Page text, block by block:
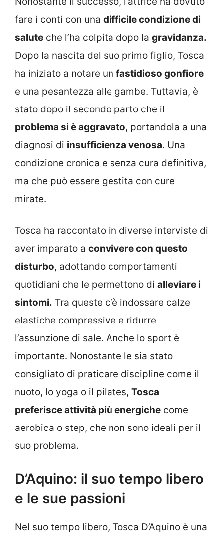
fare i conti con una difficile condizione di
salute che l’ha colpita dopo la gravidanza.
Dopo la nascita del suo primo figlio, Tosca
ha iniziato a notare un fastidioso gonfiore
e una pesantezza alle gambe. Tuttavia, è
stato dopo il secondo parto che il
problema si è aggravato, portandola a una
diagnosi di insufficienza venosa. Una
condizione cronica e senza cura definitiva,
ma che può essere gestita con cure
mirate.
Tosca ha raccontato in diverse interviste di
aver imparato a convivere con questo
disturbo, adottando comportamenti
quotidiani che le permettono di alleviare i
sintomi. Tra queste c’è indossare calze
elastiche compressive e ridurre
l’assunzione di sale. Anche lo sport è
importante. Nonostante le sia stato
consigliato di praticare discipline come il
nuoto, lo yoga o il pilates, Tosca
preferisce attività più energiche come
aerobica o step, che non sono ideali per il
suo problema.
D’Aquino: il suo tempo libero
e le sue passioni
Nel suo tempo libero, Tosca D’Aquino è una